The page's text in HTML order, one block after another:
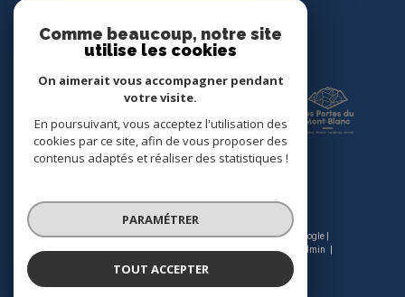
© 2026 | Tous droits réservés | Traduction powered by Google |
Nos honoraires
Plan du site Mentions légales
Admin
Comme beaucoup, notre site
utilise les cookies
On aimerait vous accompagner pendant
votre visite.
En poursuivant, vous acceptez l'utilisation des
cookies par ce site, afin de vous proposer des
contenus adaptés et réaliser des statistiques !
PARAMÉTRER
TOUT ACCEPTER